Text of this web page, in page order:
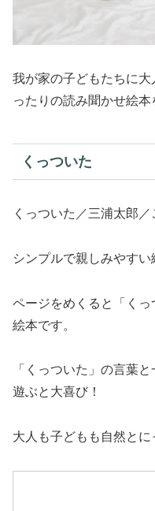
我が家の子どもたちに
ったりの読み聞かせ絵本
くっついた
くっついた／三浦太郎／
シンプルで親しみやすい
ページをめくると「く
絵本です。
「くっついた」の言葉
遊ぶと大喜び！
大人も子どもも自然とに